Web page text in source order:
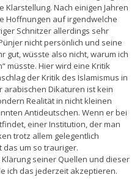
Klarstellung. Nach einigen Jahren
Hoffnungen auf irgendwelche
Schnitzer allerdings sehr
nicht persönlich und seine
gut, wüsste also nicht, warum ich
müsste. Hier wird eine Kritik
der Kritik des Islamismus in
arabischen Dikaturen ist kein
Realität in nicht kleinen
Antideutschen. Wenn er bei
einer Institution, der man
trotz allem gelegentlich
das um so trauriger.
seiner Quellen und dieser
ich das jederzeit akzeptieren.